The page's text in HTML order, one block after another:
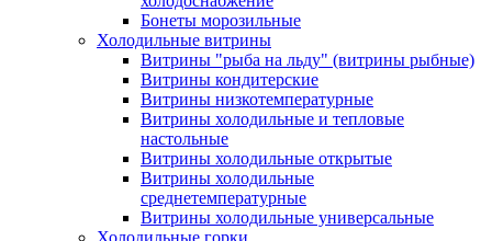
Бонеты морозильные
Холодильные витрины
Витрины "рыба на льду" (витрины рыбные)
Витрины кондитерские
Витрины низкотемпературные
Витрины холодильные и тепловые
настольные
Витрины холодильные открытые
Витрины холодильные
среднетемпературные
Витрины холодильные универсальные
Холодильные горки